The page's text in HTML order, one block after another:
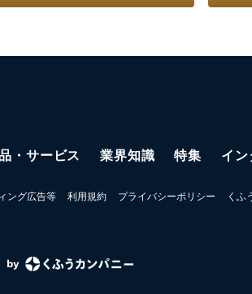
・サービス 業界知識 特集 イン
ング広告等 利用規約 プライバシーポリシー くふ